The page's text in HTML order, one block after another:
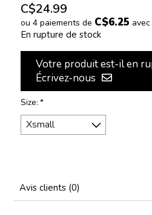
C$24.99
ou 4 paiements de C$6.25 avec
En rupture de stock
Votre produit est-il en
Écrivez-nous
Size: *
Avis clients (0)